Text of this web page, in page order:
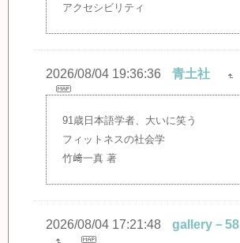
アクセシビリティ
2026/08/04 19:36:36 青土社
91歳日本語学者、大いに笑う
フィットネスの社会学
竹﨑一真 著
2026/08/04 17:21:48 gallery－58